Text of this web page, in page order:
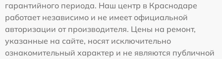
гарантийного периода. Наш центр в Краснодаре
работает независимо и не имеет официальной
авторизации от производителя. Цены на ремонт,
указанные на сайте, носят исключительно
ознакомительный характер и не являются публичной